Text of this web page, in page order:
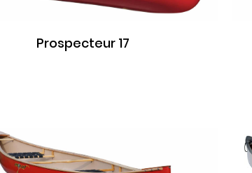
Prospecteur 17